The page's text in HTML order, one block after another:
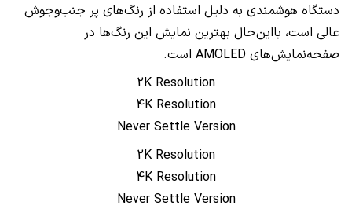
دستگاه هوشمندی به دلیل استفاده از رنگ‌های پر جنب‌وجوش
عالی است، بااین‌حال بهترین نمایش این رنگ‌ها در
صفحه‌نمایش‌های AMOLED است.
2K Resolution
4K Resolution
Never Settle Version
2K Resolution
4K Resolution
Never Settle Version